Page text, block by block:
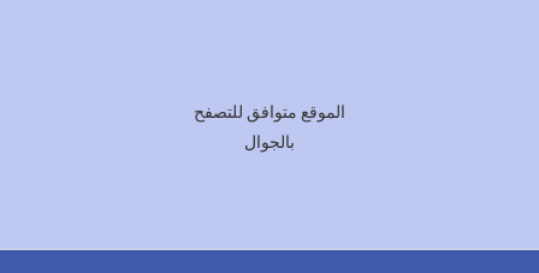
الموقع متوافق للتصفح
بالجوال